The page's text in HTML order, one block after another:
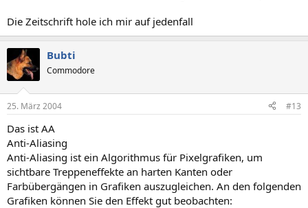
Die Zeitschrift hole ich mir auf jedenfall
Bubti
Commodore
25. März 2004 #13
Das ist AA
Anti-Aliasing
Anti-Aliasing ist ein Algorithmus für Pixelgrafiken, um
sichtbare Treppeneffekte an harten Kanten oder
Farbübergängen in Grafiken auszugleichen. An den folgenden
Grafiken können Sie den Effekt gut beobachten: